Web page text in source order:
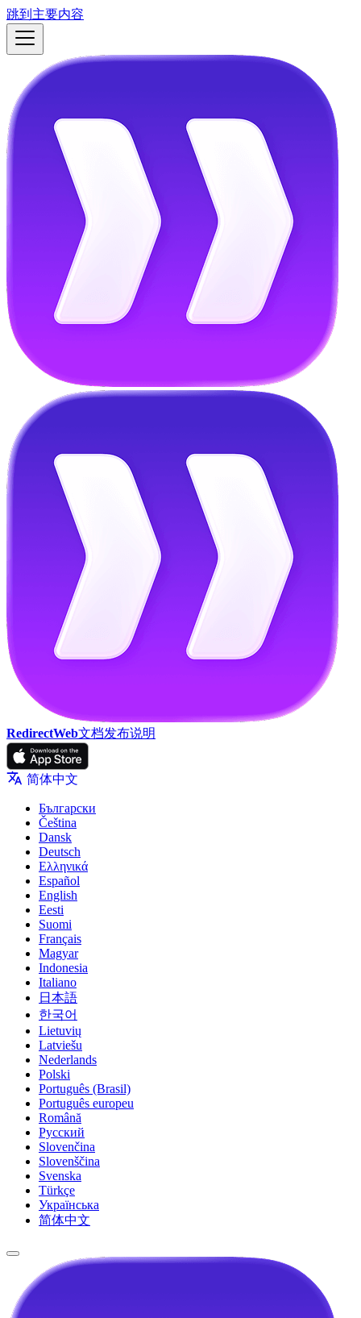
跳到主要内容
RedirectWeb文档发布说明
简体中文
Български
Čeština
Dansk
Deutsch
Ελληνικά
Español
English
Eesti
Suomi
Français
Magyar
Indonesia
Italiano
日本語
한국어
Lietuvių
Latviešu
Nederlands
Polski
Português (Brasil)
Português europeu
Română
Русский
Slovenčina
Slovenščina
Svenska
Türkçe
Українська
简体中文